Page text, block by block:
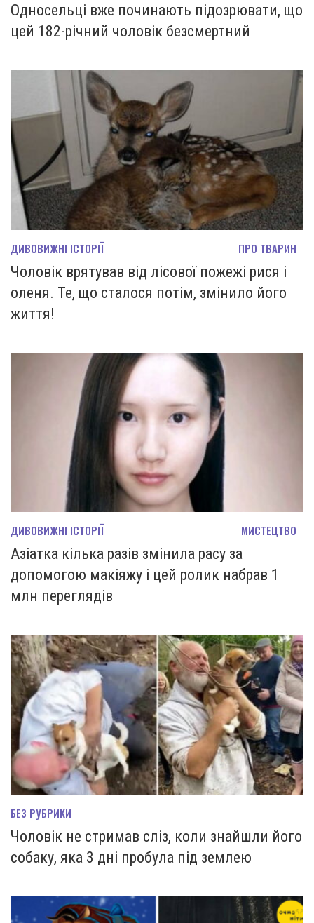
Односельці вже починають підозрювати, що
цей 182-річний чоловік безсмертний
ДИВОВИЖНІ ІСТОРІЇ ПРО ТВАРИН
Чоловік врятував від лісової пожежі рися і
оленя. Те, що сталося потім, змінило його
життя!
ДИВОВИЖНІ ІСТОРІЇ МИСТЕЦТВО
Азіатка кілька разів змінила расу за
допомогою макіяжу і цей ролик набрав 1
млн переглядів
БЕЗ РУБРИКИ
Чоловік не стримав сліз, коли знайшли його
собаку, яка 3 дні пробула під землею